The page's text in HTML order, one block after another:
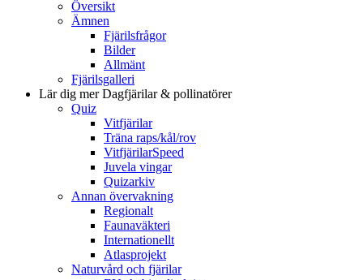
Översikt
Ämnen
Fjärilsfrågor
Bilder
Allmänt
Fjärilsgalleri
Lär dig merDagfjärilar & pollinatörer
Quiz
Vitfjärilar
Träna raps/kål/rov
VitfjärilarSpeed
Juvela vingar
Quizarkiv
Annan övervakning
Regionalt
Faunaväkteri
Internationellt
Atlasprojekt
Naturvård och fjärilar